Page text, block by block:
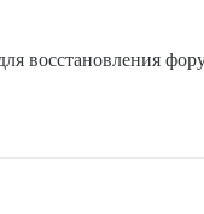
восстановления